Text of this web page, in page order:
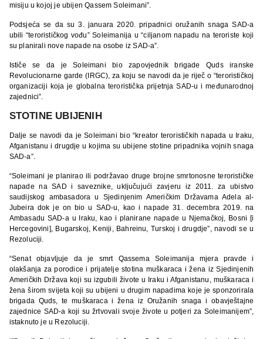
misiju u kojoj je ubijen Qassem Soleimani”.
Podsjeća se da su 3. januara 2020. pripadnici oružanih snaga SAD-a
ubili “terorističkog vođu” Soleimanija u “ciljanom napadu na teroriste koji
su planirali nove napade na osobe iz SAD-a”.
Ističe se da je Soleimani bio zapovjednik brigade Quds iranske
Revolucionarne garde (IRGC), za koju se navodi da je riječ o “terorističkoj
organizaciji koja je globalna teroristička prijetnja SAD-u i međunarodnoj
zajednici”.
STOTINE UBIJENIH
Dalje se navodi da je Soleimani bio “kreator terorističkih napada u Iraku,
Afganistanu i drugdje u kojima su ubijene stotine pripadnika vojnih snaga
SAD-a”.
“Soleimani je planirao ili podržavao druge brojne smrtonosne terorističke
napade na SAD i saveznike, uključujući zavjeru iz 2011. za ubistvo
saudijskog ambasadora u Sjedinjenim Američkim Državama Adela al-
Jubeira dok je on bio u SAD-u, kao i napade 31. decembra 2019. na
Ambasadu SAD-a u Iraku, kao i planirane napade u Njemačkoj, Bosni [i
Hercegovini], Bugarskoj, Keniji, Bahreinu, Turskoj i drugdje”, navodi se u
Rezoluciji.
“Senat objavljuje da je smrt Qassema Soleimanija mjera pravde i
olakšanja za porodice i prijatelje stotina muškaraca i žena iz Sjedinjenih
Američkih Država koji su izgubili živote u Iraku i Afganistanu, muškaraca i
žena širom svijeta koji su ubijeni u drugim napadima koje je sponzorirala
brigada Quds, te muškaraca i žena iz Oružanih snaga i obavještajne
zajednice SAD-a koji su žrtvovali svoje živote u potjeri za Soleimanijem”,
istaknuto je u Rezoluciji.